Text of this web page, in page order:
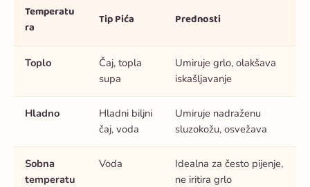
Temperatu
ra
Tip Pića Prednosti
Toplo
Čaj, topla
supa
Umiruje grlo, olakšava
iskašljavanje
Hladno
Hladni biljni
čaj, voda
Umiruje nadraženu
sluzokožu, osvežava
Sobna
temperatu
Voda
Idealna za često pijenje,
ne iritira grlo